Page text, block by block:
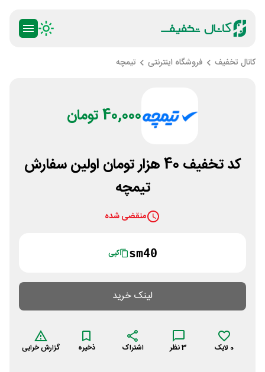
کانال تخفیف فروشگاه اینترنتی تیمچه
40,000 تومان
کد تخفیف 40 هزار تومان اولین سفارش
تیمچه
منقضی شده
sm40 کپی
لینک خرید
0 لایک 3نظر اشتراک ذخیره گزارش خرابی